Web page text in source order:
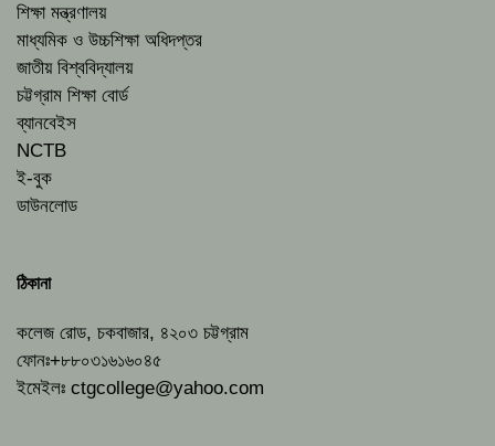
শিক্ষা মন্ত্রণালয়
মাধ্যমিক ও উচ্চশিক্ষা অধিদপ্তর
জাতীয় বিশ্ববিদ্যালয়
চট্টগ্রাম শিক্ষা বোর্ড
ব্যানবেইস
NCTB
ই-বুক
ডাউনলোড
ঠিকানা
কলেজ রোড, চকবাজার, ৪২০৩ চট্টগ্রাম
ফোনঃ+৮৮০৩১৬১৬০৪৫
ইমেইলঃ ctgcollege@yahoo.com